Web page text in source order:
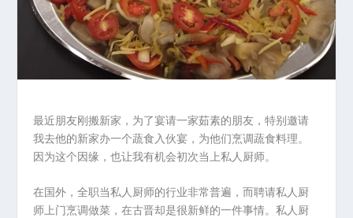
最近朋友刚搬新家，为了宴请一家茹素的朋友，特别邀请
我去他的新家办一个蔬食入伙宴，为他们烹调蔬食料理。
因为这个因缘，也让我有机会初次当上私人厨师。
在国外，全职当私人厨师的行业非常普遍，而聘请私人厨
师上门烹调做菜，在古晋却是很新鲜的一件事情。私人厨